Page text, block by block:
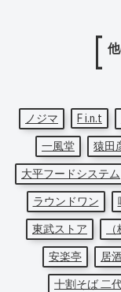
ノジマ F i.n.t
一風堂
猿田
大平フードシステム
ラウンドワン
東武ストア
安楽亭
居
十割そば 二